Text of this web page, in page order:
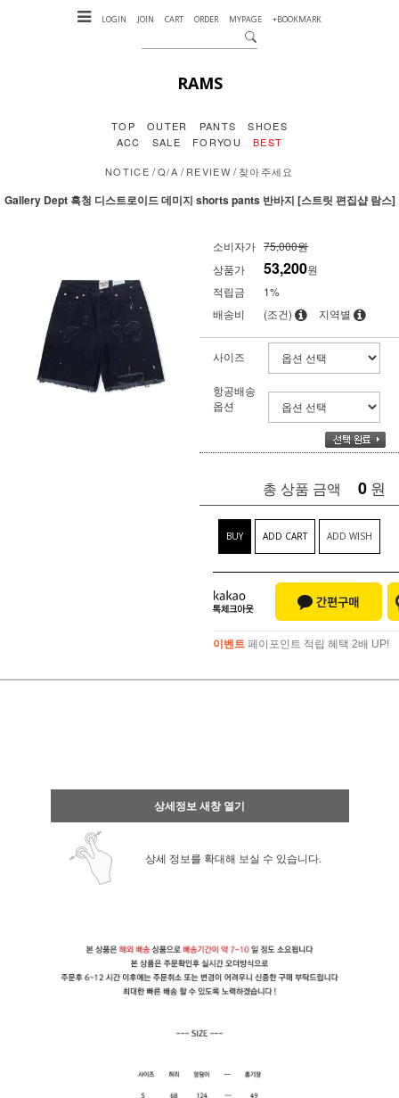
LOGIN JOIN CART ORDER MYPAGE +BOOKMARK
RAMS
TOP OUTER PANTS
SHOES
ACC
SALE FORYOU BEST
NOTICE /Q/A /REVIEW /찾아주세요
Gallery Dept 흑청 디스트로이드 데미지 shorts pants 반바지 [스트릿 편집샵 람스]
소비자가 75,000원
상품가
53,200원
적립금
1%
배송비
(조건) 지역별
사이즈
항공배송
옵션
총 상품 금액 0 원
BUY ADD CART ADD WISH
이벤트 페이포인트 적립 혜택 2배 UP!
상세정보 새창 열기
상세 정보를 확대해 보실 수 있습니다.